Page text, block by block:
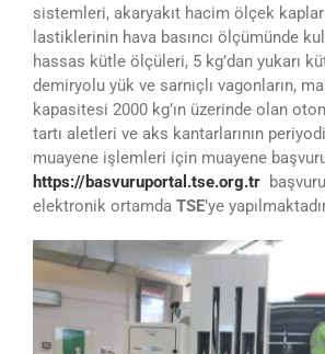
sistemleri, akaryakıt hacim ölçek
lastiklerinin hava basıncı ölçümünde
hassas kütle ölçüleri, 5 kg’dan yukarı
demiryolu yük ve sarnıçlı vagonların,
kapasitesi 2000 kg’ın üzerinde olan
tartı aletleri ve aks kantarlarının
muayene işlemleri için muayene
https://basvuruportal.tse.org.trbaşvuru
elektronik ortamda TSE’ye